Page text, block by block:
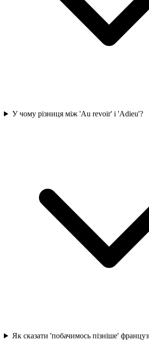
У чому різниця між 'Au revoir' і 'Adieu'?
Як сказати 'побачимось пізніше'